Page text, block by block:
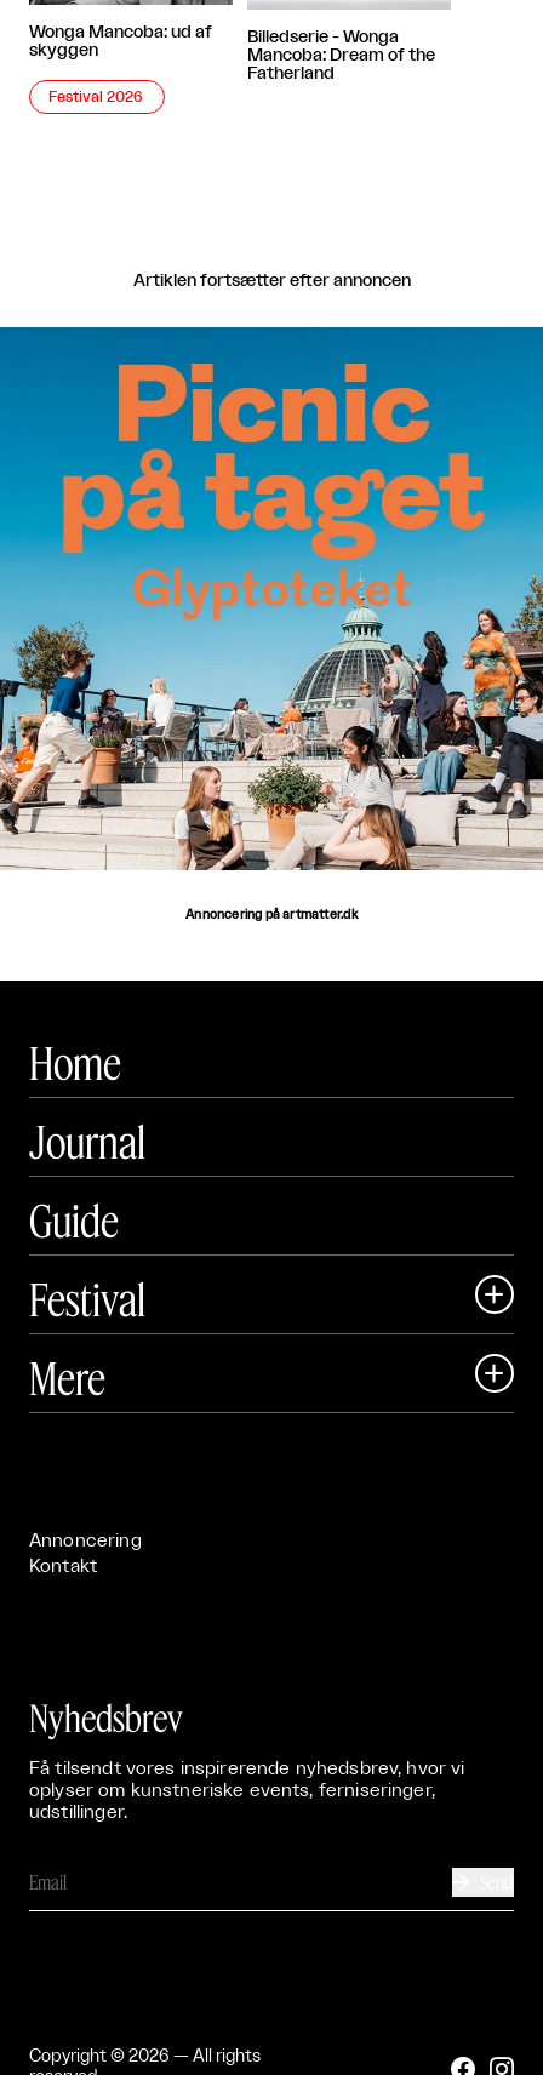
Wonga Mancoba: ud af
skyggen
Festival 2026
Billedserie - Wonga
Mancoba: Dream of the
Fatherland
Artiklen fortsætter efter annoncen
Annoncering på artmatter.dk
Home
Journal
Guide
Festival

 Art Matter Festival
Mere 
Annoncering
Kontakt
Nyhedsbrev
Få tilsendt vores inspirerende nyhedsbrev, hvor vi
oplyser om kunstneriske events, ferniseringer,
udstillinger.
Copyright © 2026 — All rights
 